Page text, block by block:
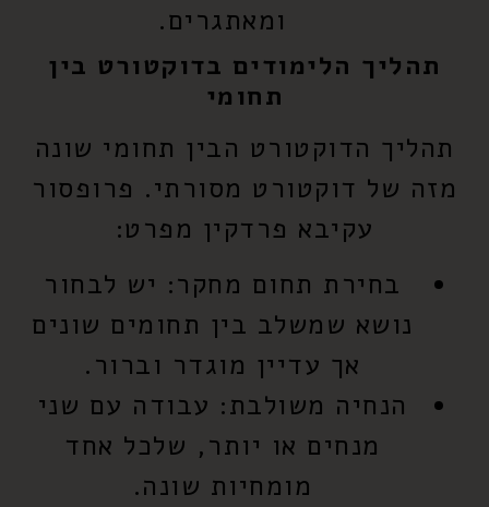
ומאתגרים.
תהליך הלימודים בדוקטורט בין
תחומי
תהליך הדוקטורט הבין תחומי שונה
מזה של דוקטורט מסורתי. פרופסור
עקיבא פרדקין מפרט:
בחירת תחום מחקר: יש לבחור
נושא שמשלב בין תחומים שונים
אך עדיין מוגדר וברור.
הנחיה משולבת: עבודה עם שני
מנחים או יותר, שלכל אחד
מומחיות שונה.